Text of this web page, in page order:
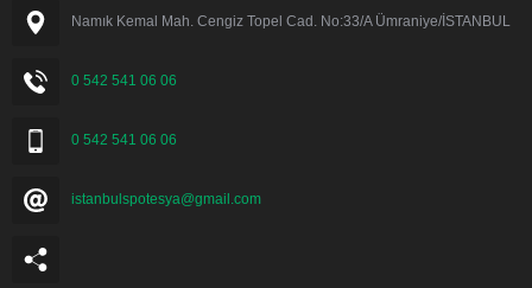
Namık Kemal Mah. Cengiz Topel Cad. No:33/A Ümraniye/İSTANBUL
0 542 541 06 06
0 542 541 06 06
istanbulspotesya@gmail.com